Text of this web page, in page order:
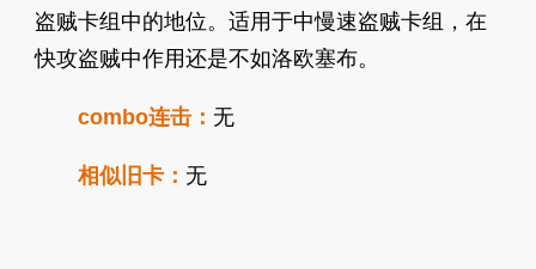
盗贼卡组中的地位。适用于中慢速盗贼卡组，在
快攻盗贼中作用还是不如洛欧塞布。
combo连击： 无
相似旧卡： 无